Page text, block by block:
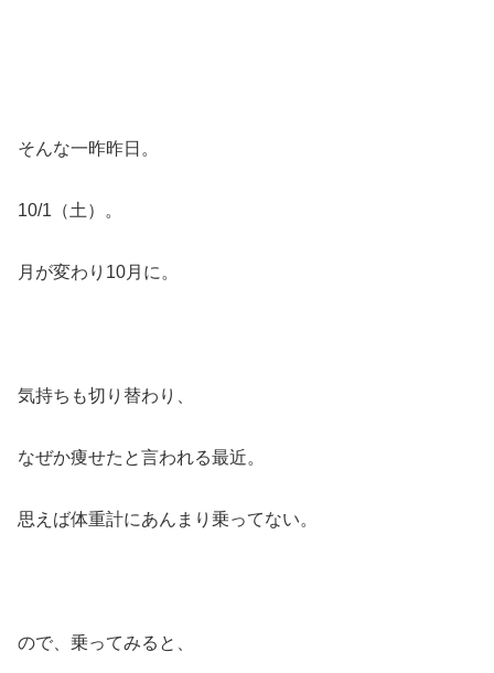
そんな一昨昨日。
10/1（土）。
月が変わり10月に。
気持ちも切り替わり、
なぜか痩せたと言われる最近。
思えば体重計にあんまり乗ってない。
ので、乗ってみると、